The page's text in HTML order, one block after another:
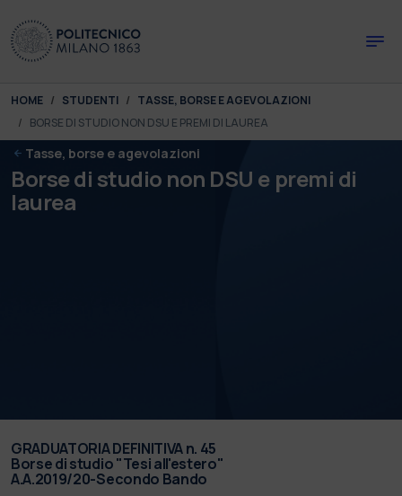
You are here:
HOME STUDENTI
TASSE, BORSE E AGEVOLAZIONI
BORSE DI STUDIO NON DSU E PREMI DI LAUREA
Tasse, borse e agevolazioni
Borse di studio non DSU e premi di
laurea
GRADUATORIA DEFINITIVA n. 45
Borse di studio "Tesi all'estero"
A.A.2019/20-Secondo Bando